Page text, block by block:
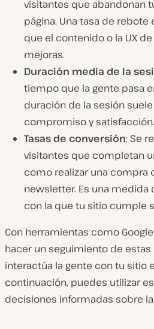
visitantes que abandonan
página. Una tasa de
que el contenido o la UX
mejoras.
Duración media de la
tiempo que la gente pasa
duración de la sesión
compromiso y satisfacción.
Tasas de conversión: Se
visitantes que completan
como realizar una compra
newsletter. Es una medida
con la que tu sitio cumple
Con herramientas como
hacer un seguimiento de
interactúa la gente con tu sitio
continuación, puedes utilizar
decisiones informadas sobre la